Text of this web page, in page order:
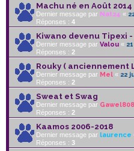
Machu né en Août 2014
Dernier message par Nat24 «
Réponses : 4
Kiwano devenu Tipexi
Dernier message par Valou «
Réponses : 2
Rouky ( anciennement
Dernier message par Mel « 22
Réponses : 2
Sweat et Swag
Dernier message par
Réponses : 2
Kaamos 2006-2018
Dernier message par laurence
Réponses : 3